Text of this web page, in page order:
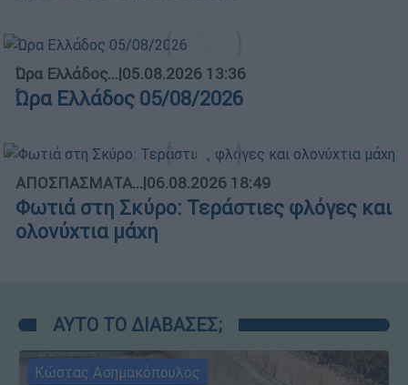
Ώρα Ελλάδος...|05.08.2026 13:36
Ώρα Ελλάδος 05/08/2026
ΑΠΟΣΠΑΣΜΑΤΑ...|06.08.2026 18:49
Φωτιά στη Σκύρο: Τεράστιες φλόγες και
ολονύχτια μάχη
ΑΥΤΟ ΤΟ ΔΙΑΒΑΣΕΣ;
Κώστας Ασημακόπουλος